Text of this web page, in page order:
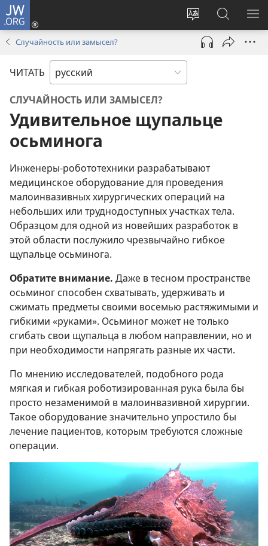
JW.ORG
Изменить
язык
сайта
Войти
(открывается
новом
окне)
Поиск
по
jw.org
Случайность или замысел?
ЧИТАТЬ
СЛУЧАЙНОСТЬ ИЛИ ЗАМЫСЕЛ?
Удивительное щупальце
осьминога
Инженеры-робототехники разрабатывают
медицинское оборудование для проведения
малоинвазивных хирургических операций на
небольших или труднодоступных участках тела.
Образцом для одной из новейших разработок в
этой области послужило чрезвычайно гибкое
щупальце осьминога.
Обратите внимание. Даже в тесном пространстве
осьминог способен схватывать, удерживать и
сжимать предметы своими восемью растяжимыми и
гибкими «руками». Осьминог может не только
сгибать свои щупальца в любом направлении, но и
при необходимости напрягать разные их части.
По мнению исследователей, подобного рода
мягкая и гибкая роботизированная рука была бы
просто незаменимой в малоинвазивной хирургии.
Такое оборудование значительно упростило бы
лечение пациентов, которым требуются сложные
операции.